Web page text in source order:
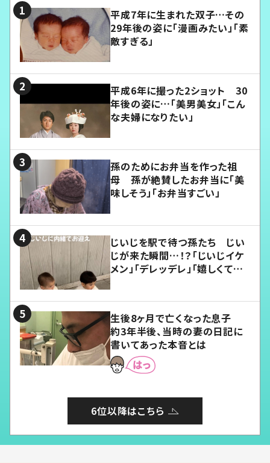
平成7年に生まれた双子…その
29年後の姿に「漫画みたい」「素
敵すぎる」
平成6年に撮った2ショット 30
年後の姿に…「美男美女」「こん
な夫婦になりたい」
孫のためにお弁当を作った祖
母 孫が絶賛したお弁当に「美
味しそう」「お弁当すごい」
じいじを駅で待つ孫たち じい
じが来た瞬間…！？「じいじイケ
メン」「デレッデレ」「嬉しくて可
生後8ヶ月で亡くなった息子
約3年半後、当時の妻の日記に
書いてあった本音とは
6位以降はこちら